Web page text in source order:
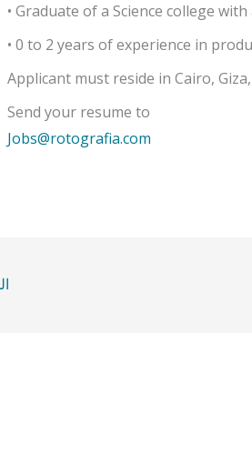
• Graduate of a Science college
• 0 to 2 years of experience in
Applicant must reside in Cairo,
Send your resume to
Jobs@rotografia.com